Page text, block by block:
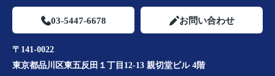
03-5447-6678 お問い合わせ
〒141-0022
東京都品川区東五反田１丁目12-13 親切堂ビル 4階